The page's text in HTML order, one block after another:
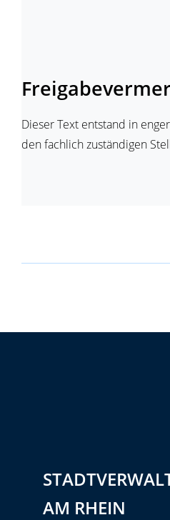
Dieser Text entstand in
den fachlich zuständigen
AM RHEIN